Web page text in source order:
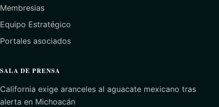
Membresias
Equipo Estratégico
Portales asociados
SALA DE PRENSA
California exige aranceles al aguacate mexicano tras
alerta en Michoacán